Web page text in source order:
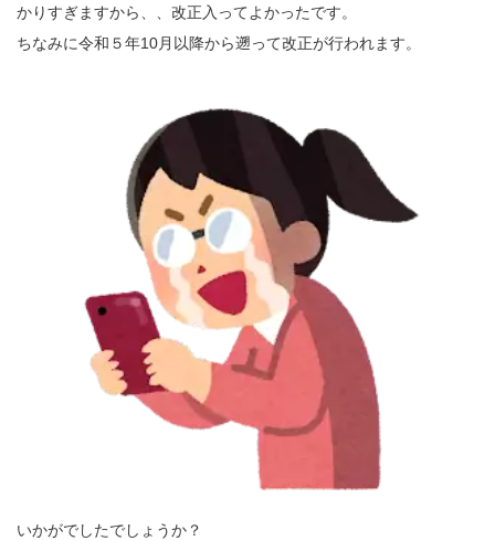
かりすぎますから、、改正入ってよかったです。
ちなみに令和５年10月以降から遡って改正が行われます。
いかがでしたでしょうか？